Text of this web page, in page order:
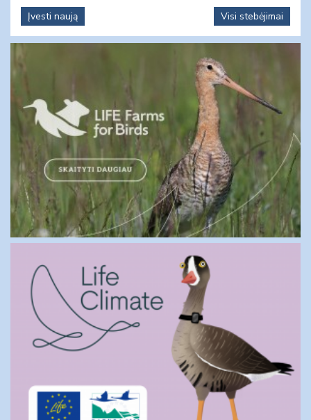
Įvesti naują
Visi stebėjimai